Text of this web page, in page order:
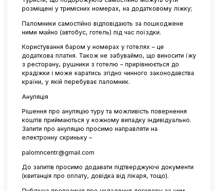
розміщені у тримісних номерах, на додатковому ліжку;
Паломники самостійно відповідають за пошкоджене
ними майно (автобус, готель) під час поїздки.
Користування баром у номерах у готелях – це
додаткова платня. Також не забуваймо, що виносити їжу
з ресторану, рушники з готелю – прирівнюється до
крадіжки і може каратись згідно чинного законодавства
країни, у якій перебуває паломник.
Ануляція
Рішення про ануляцію туру та можливість повернення
коштів приймаються у кожному випадку індивідуально.
Запити про ануляцію просимо направляти на
електронну скриньку –
palomncentr@gmail.com
До запитів просимо додавати підтверджуючі документи
(квитанція про оплату, довідка від лікаря, тощо).